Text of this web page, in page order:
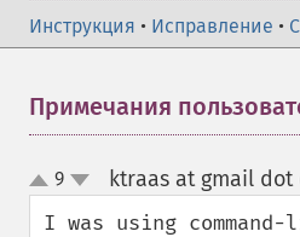
Инструкция • Исправление •
Примечания
up
down
9 ktraas at gmail dot
I was using command-